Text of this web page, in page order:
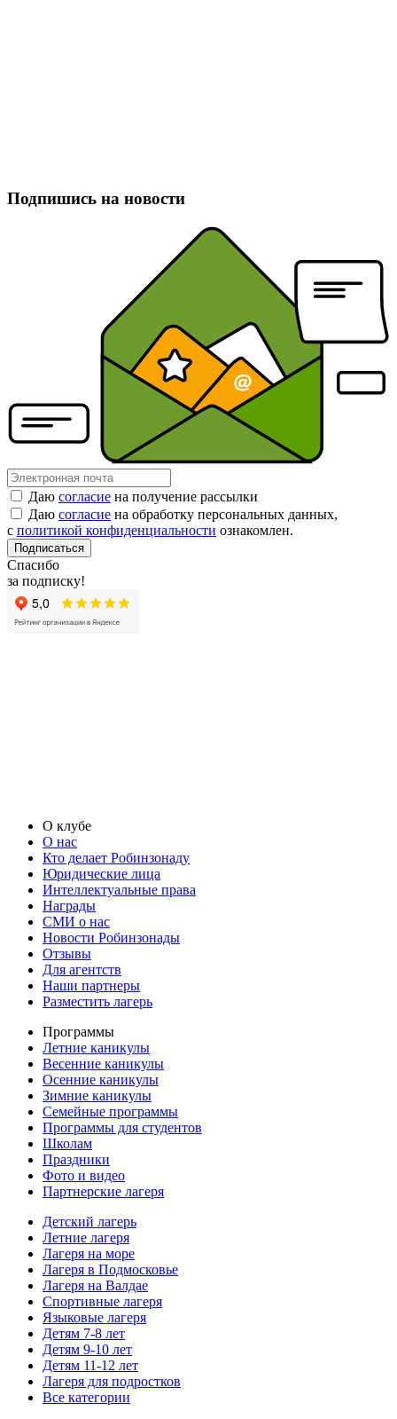
Подпишись на новости
Даю согласие на получение рассылки
Даю согласие на обработку персональных данных,
с политикой конфиденциальности ознакомлен.
Подписаться
Спасибо
за подписку!
О клубе
О нас
Кто делает Робинзонаду
Юридические лица
Интеллектуальные права
Награды
СМИ о нас
Новости Робинзонады
Отзывы
Для агентств
Наши партнеры
Разместить лагерь
Программы
Летние каникулы
Весенние каникулы
Осенние каникулы
Зимние каникулы
Семейные программы
Программы для студентов
Школам
Праздники
Фото и видео
Партнерские лагеря
Детский лагерь
Летние лагеря
Лагеря на море
Лагеря в Подмосковье
Лагеря на Валдае
Спортивные лагеря
Языковые лагеря
Детям 7-8 лет
Детям 9-10 лет
Детям 11-12 лет
Лагеря для подростков
Все категории